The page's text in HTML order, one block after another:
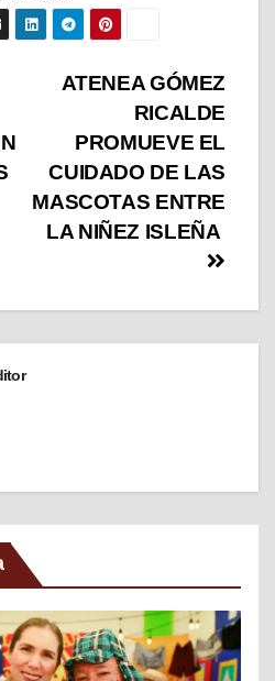
ATENEA GÓMEZ
RICALDE
PROMUEVE EL
CUIDADO DE LAS
MASCOTAS ENTRE
LA NIÑEZ ISLEÑA